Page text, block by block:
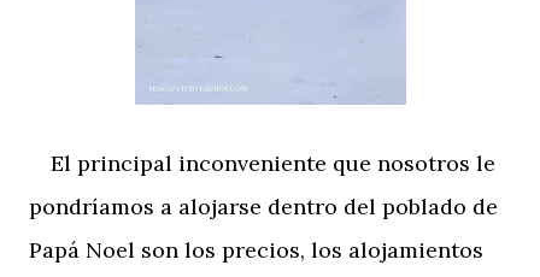
El principal inconveniente que nosotros le
pondríamos a alojarse dentro del poblado de
Papá Noel son los precios, los alojamientos